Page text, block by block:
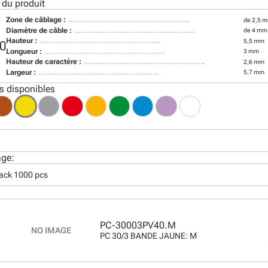
produit
Zone de câblage : de 2,5
Diamètre de câble : de 4
Hauteur : 5,5 mm
Longueur : 3 mm
Hauteur de caractère : 2,6 mm
Largeur : 5,7 mm
disponibles
1000 pcs
PC-30003PV40.M
PC 30/3 BANDE JAUNE: M